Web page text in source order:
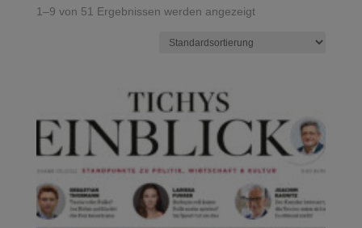
1–9 von 51 Ergebnissen werden angezeigt